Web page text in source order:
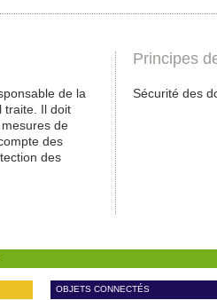
de la
traite. Il doit
de
des
des
Principes
Sécurité des
OBJETS CONNECTÉS